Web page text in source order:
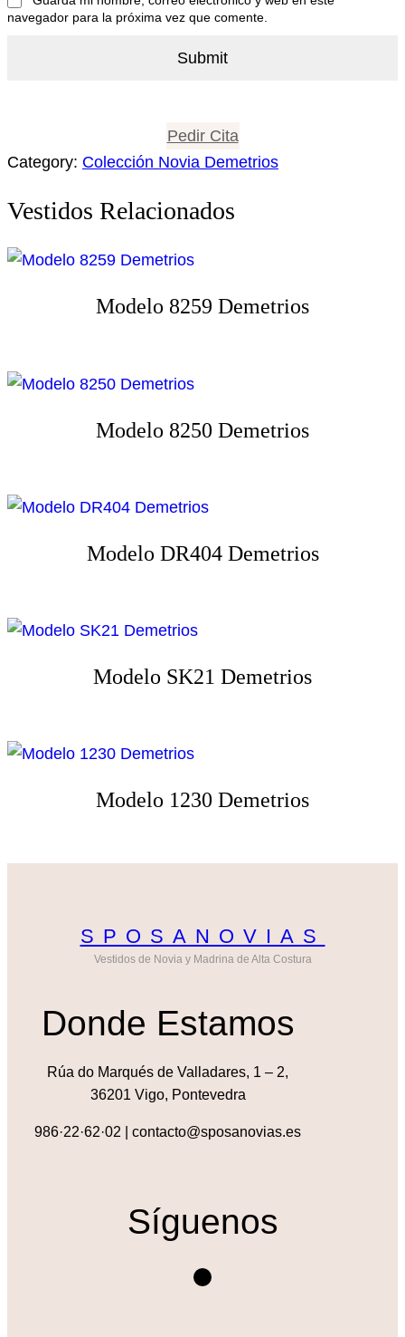
navegador para la próxima vez que comente.
Pedir Cita
Category: Colección Novia Demetrios
Vestidos Relacionados
Modelo 8259 Demetrios
Modelo 8250 Demetrios
Modelo DR404 Demetrios
Modelo SK21 Demetrios
Modelo 1230 Demetrios
SPOSANOVIAS
Vestidos de Novia y Madrina de Alta Costura
Donde Estamos
Rúa do Marqués de Valladares, 1 – 2,
36201 Vigo, Pontevedra
986·22·62·02 | contacto@sposanovias.es
Síguenos
Instagram